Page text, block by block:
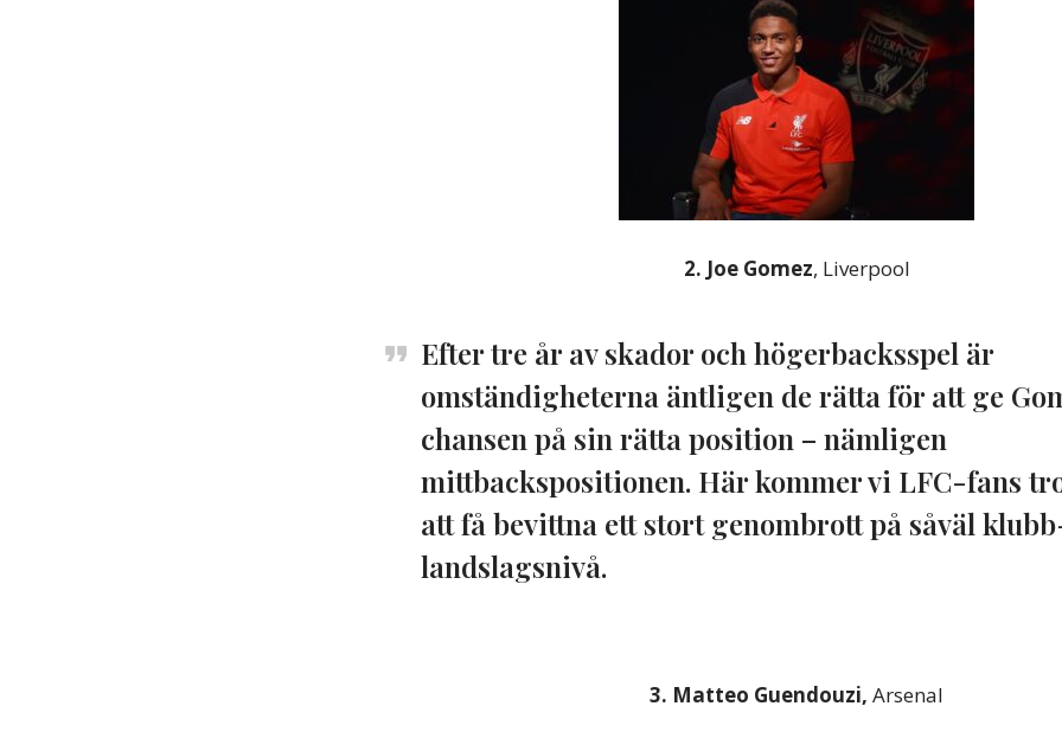
2. Joe Gomez, Liverpool
Efter tre år av skador och högerbacksspel är
omständigheterna äntligen de rätta för att ge
chansen på sin rätta position – nämligen
mittbackspositionen. Här kommer vi LFC-fans
att få bevittna ett stort genombrott på såväl
landslagsnivå.
3. Matteo Guendouzi, Arsenal